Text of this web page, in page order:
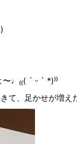
♩ ₍₍( ´ ᵕ ` *)⁾⁾
て、足かせが増え